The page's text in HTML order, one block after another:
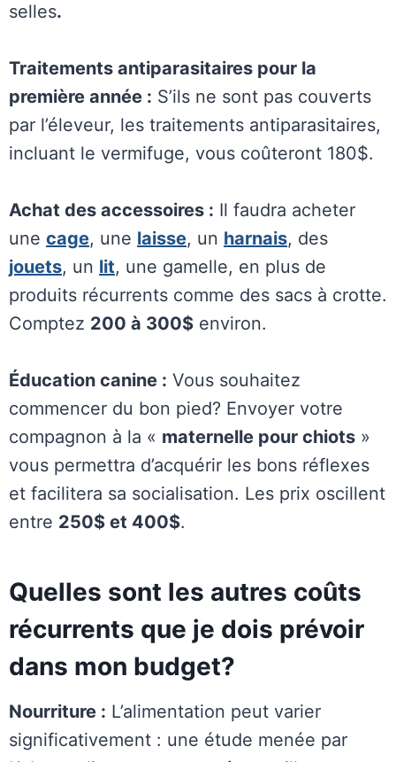
selles.
Traitements antiparasitaires pour la
première année : S’ils ne sont pas couverts
par l’éleveur, les traitements antiparasitaires,
incluant le vermifuge, vous coûteront 180$.
Achat des accessoires : Il faudra acheter
une cage, une laisse, un harnais, des
jouets, un lit, une gamelle, en plus de
produits récurrents comme des sacs à crotte.
Comptez 200 à 300$ environ.
Éducation canine : Vous souhaitez
commencer du bon pied? Envoyer votre
compagnon à la « maternelle pour chiots »
vous permettra d’acquérir les bons réflexes
et facilitera sa socialisation. Les prix oscillent
entre 250$ et 400$.
Quelles sont les autres coûts
récurrents que je dois prévoir
dans mon budget?
Nourriture : L’alimentation peut varier
significativement : une étude menée par